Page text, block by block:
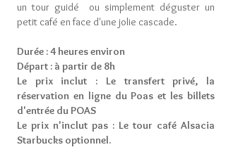
un tour guidé ou simplement déguster un
petit café en face d'une jolie cascade.
Durée : 4 heures environ
Départ : à partir de 8h
Le prix inclut : Le transfert privé, la
réservation en ligne du Poas et les billets
d'entrée du POAS
Le prix n'inclut pas : Le tour café Alsacia
Starbucks optionnel.